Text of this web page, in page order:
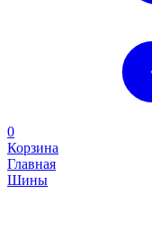
0
Корзина
Главная
Шины